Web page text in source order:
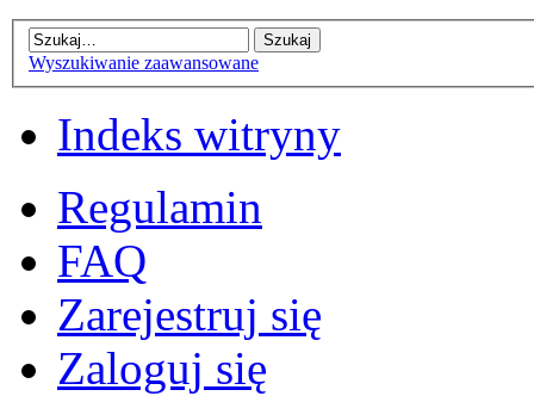
Wyszukiwanie zaawansowane
Indeks witryny
Regulamin
FAQ
Zarejestruj się
Zaloguj się